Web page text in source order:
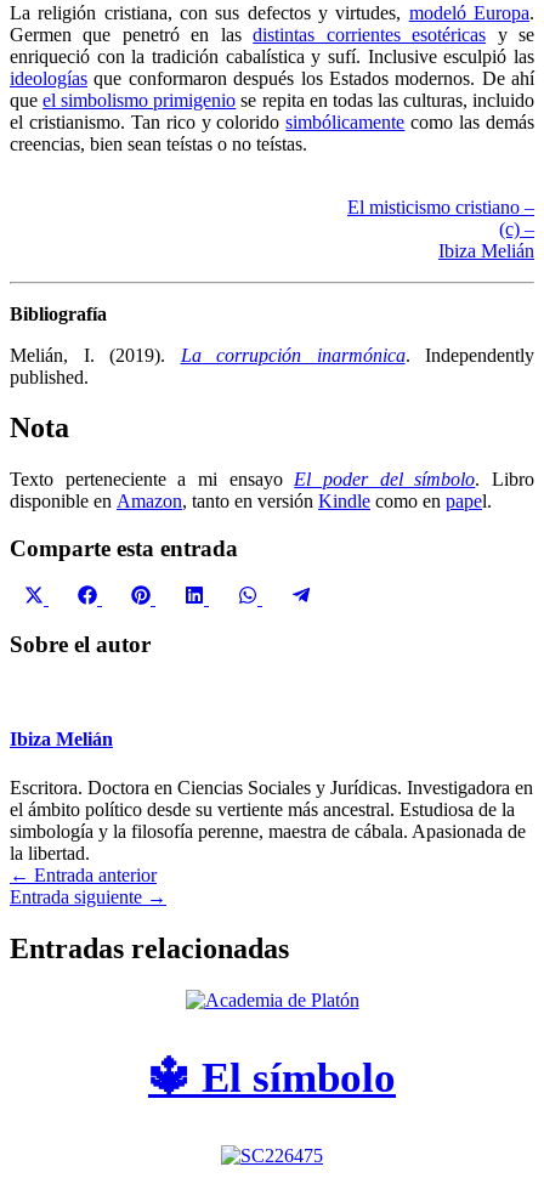
La religión cristiana, con sus defectos y virtudes, modeló Europa.
Germen que penetró en lasdistintas corrientes esotéricas y se
enriqueció con la tradición cabalística y sufí. Inclusive esculpió las
ideologías que conformaron después los Estados modernos. De ahí
queel simbolismo primigenio se repita en todas las culturas, incluido
el cristianismo. Tan rico y coloridosimbólicamente como las demás
creencias, bien sean teístas o no teístas.
El misticismo cristiano –
(c) –
Ibiza Melián
Bibliografía
Melián, I. (2019). La corrupción inarmónica. Independently
published.
Nota
Texto perteneciente a mi ensayo El poder del símbolo. Libro
disponible en Amazon, tanto en versión Kindle como en papel.
Comparte esta entrada
CompartirCompartir
FacebookCompartir
Pinterest Compartir
LinkedInCompartir
WhatsApp
Sobre el autor
Ibiza Melián
Escritora. Doctora en Ciencias Sociales y Jurídicas. Investigadora en
el ámbito político desde su vertiente más ancestral. Estudiosa de la
simbología y la filosofía perenne, maestra de cábala. Apasionada de
la libertad.
← Entrada anterior
Entrada siguiente →
Entradas relacionadas
🔱 El símbolo